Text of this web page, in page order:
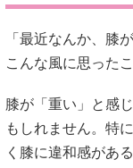
「最近なんか、膝
こんな風に思った
膝が「重い」と感
もしれません。特
く膝に違和感があ